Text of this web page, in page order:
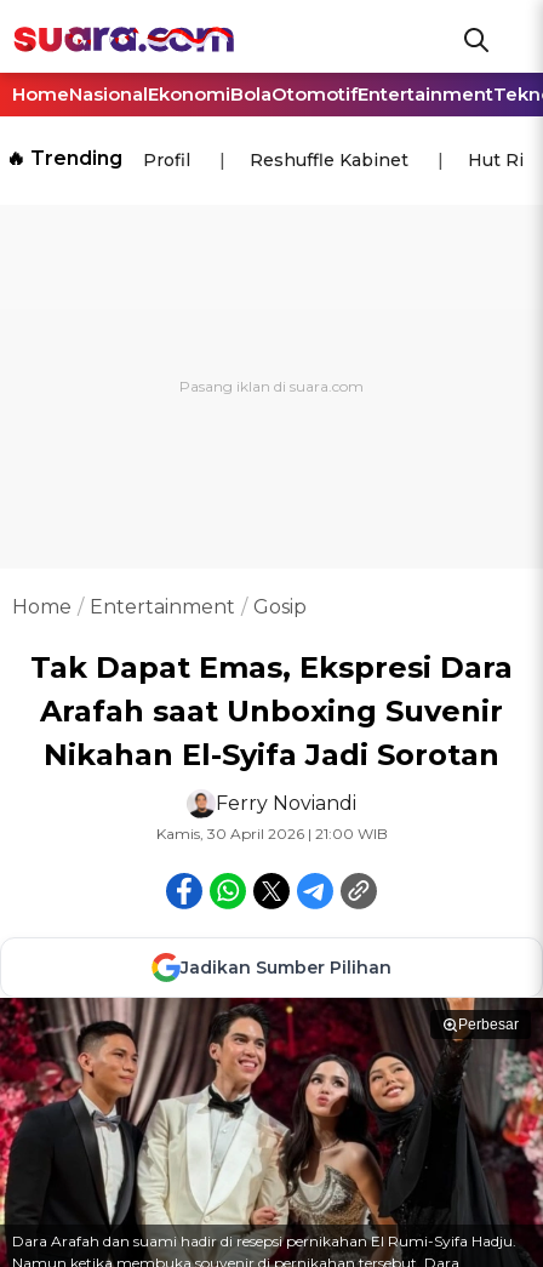
HomeNasionalEkonomiBolaOtomotifEntertainment
🔥 Trending Profil Reshuffle Kabinet Hut Ri
Home Entertainment Gosip
Tak Dapat Emas, Ekspresi Dara
Arafah saat Unboxing Suvenir
Nikahan El-Syifa Jadi Sorotan
Ferry Noviandi
Kamis, 30 April 2026 | 21:00 WIB
Jadikan Sumber Pilihan
Perbesar
Dara Arafah dan suami hadir di resepsi pernikahan El Rumi-Syifa Hadju.
Namun ketika membuka souvenir di pernikahan tersebut, Dara